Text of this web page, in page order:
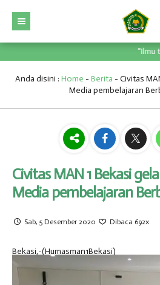
PORTAL
E-LEARNING
ABSENSI
SARANA PRASARANA
VISI, MISI DAN TUJUAN
ALAMAT
KURIKULUM MADRASAH
EKSTRAKULIKULER
OSIS
GALERI
FOTO
DOWNLOAD
"Ilmu
Anda disini : Home - Berita - Civitas
Media pembelajaran
Civitas MAN 1 Bekasi
Media pembelajaran
Sab, 5 Desember 2020 Dibaca 692x
Bekasi,-(Humasman1Bekasi)